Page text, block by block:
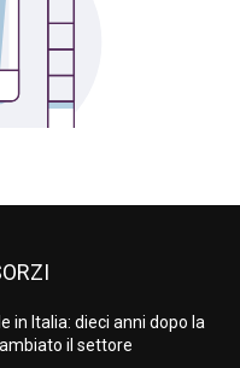
in Italia: dieci anni dopo la
il settore